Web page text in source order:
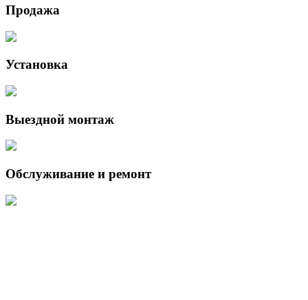
Продажа
Установка
Выездной монтаж
Обслуживание и ремонт